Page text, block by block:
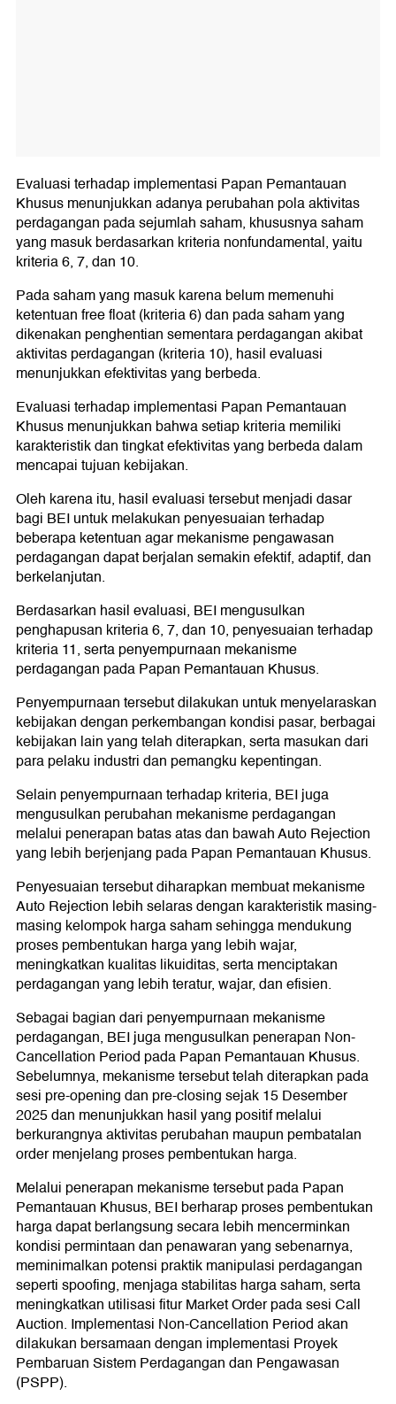
Evaluasi terhadap implementasi Papan Pemantauan
Khusus menunjukkan adanya perubahan pola aktivitas
perdagangan pada sejumlah saham, khususnya saham
yang masuk berdasarkan kriteria nonfundamental, yaitu
kriteria 6, 7, dan 10.
Pada saham yang masuk karena belum memenuhi
ketentuan free float (kriteria 6) dan pada saham yang
dikenakan penghentian sementara perdagangan akibat
aktivitas perdagangan (kriteria 10), hasil evaluasi
menunjukkan efektivitas yang berbeda.
Evaluasi terhadap implementasi Papan Pemantauan
Khusus menunjukkan bahwa setiap kriteria memiliki
karakteristik dan tingkat efektivitas yang berbeda dalam
mencapai tujuan kebijakan.
Oleh karena itu, hasil evaluasi tersebut menjadi dasar
bagi BEI untuk melakukan penyesuaian terhadap
beberapa ketentuan agar mekanisme pengawasan
perdagangan dapat berjalan semakin efektif, adaptif, dan
berkelanjutan.
Berdasarkan hasil evaluasi, BEI mengusulkan
penghapusan kriteria 6, 7, dan 10, penyesuaian terhadap
kriteria 11, serta penyempurnaan mekanisme
perdagangan pada Papan Pemantauan Khusus.
Penyempurnaan tersebut dilakukan untuk menyelaraskan
kebijakan dengan perkembangan kondisi pasar, berbagai
kebijakan lain yang telah diterapkan, serta masukan dari
para pelaku industri dan pemangku kepentingan.
Selain penyempurnaan terhadap kriteria, BEI juga
mengusulkan perubahan mekanisme perdagangan
melalui penerapan batas atas dan bawah Auto Rejection
yang lebih berjenjang pada Papan Pemantauan Khusus.
Penyesuaian tersebut diharapkan membuat mekanisme
Auto Rejection lebih selaras dengan karakteristik masing-
masing kelompok harga saham sehingga mendukung
proses pembentukan harga yang lebih wajar,
meningkatkan kualitas likuiditas, serta menciptakan
perdagangan yang lebih teratur, wajar, dan efisien.
Sebagai bagian dari penyempurnaan mekanisme
perdagangan, BEI juga mengusulkan penerapan Non-
Cancellation Period pada Papan Pemantauan Khusus.
Sebelumnya, mekanisme tersebut telah diterapkan pada
sesi pre-opening dan pre-closing sejak 15 Desember
2025 dan menunjukkan hasil yang positif melalui
berkurangnya aktivitas perubahan maupun pembatalan
order menjelang proses pembentukan harga.
Melalui penerapan mekanisme tersebut pada Papan
Pemantauan Khusus, BEI berharap proses pembentukan
harga dapat berlangsung secara lebih mencerminkan
kondisi permintaan dan penawaran yang sebenarnya,
meminimalkan potensi praktik manipulasi perdagangan
seperti spoofing, menjaga stabilitas harga saham, serta
meningkatkan utilisasi fitur Market Order pada sesi Call
Auction. Implementasi Non-Cancellation Period akan
dilakukan bersamaan dengan implementasi Proyek
Pembaruan Sistem Perdagangan dan Pengawasan
(PSPP).